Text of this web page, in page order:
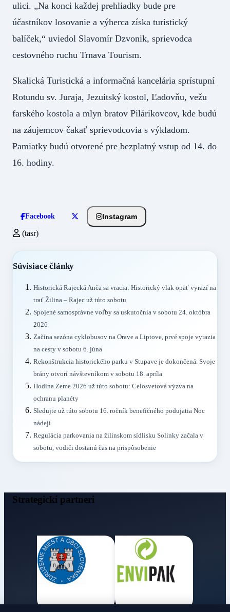
ulici. „Na konci každej prehliadky bude pre
účastníkov losovanie a výherca získa turistický
balíček,“ uviedol Slavomír Dzvonik, sprievodca
cestovného ruchu Trnava Tourism.
Skalická Turistická a informačná kancelária sprístupní
Rotundu sv. Juraja, Jezuitský kostol, Ľadovňu, vežu
farského kostola a mlyn bratov Pilárikovcov, kde budú
na záujemcov čakať sprievodcovia s výkladom.
Pamiatky budú otvorené pre bezplatný vstup od 14. do
16. hodiny.
Facebook Instagram
(tasr)
Súvisiace články
Historická Rajecká Anča sa vracia: Historický vlak opäť vyrazí na
trať Žilina – Rajec už túto sobotu
Spojené samosprávne voľby sa uskutočnia v sobotu 24. októbra
2026
Začína sezóna cyklobusov na Orave a Liptove, prvé spoje vyrazia
na cesty v sobotu 6. júna
Rekonštrukcia historického parku v Stupave je dokončená. Svoje
brány otvorí návštevníkom v sobotu 18. apríla
Hodina Zeme 2026 už túto sobotu: Celosvetová výzva na
ochranu planéty
Sledujte už túto sobotu 16. ročník benefičného podujatia Noc
nádejí
Regulácia parkovania na žilinskom sídlisku Solinky začala v
sobotu, vodiči dostanú čas na prispôsobenie
Strategickí partneri